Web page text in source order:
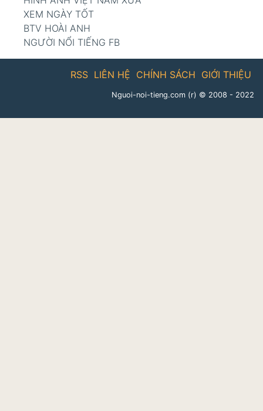
XEM NGÀY TỐT
BTV HOÀI ANH
NGƯỜI NỔI TIẾNG FB
GIỚI THIỆU
CHÍNH SÁCH
LIÊN HỆ
RSS
Nguoi-noi-tieng.com (r) © 2008 - 2022